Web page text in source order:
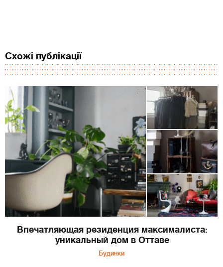
Схожі публікації
Впечатляющая резиденция максималиста:
уникальный дом в Оттаве
Будинки